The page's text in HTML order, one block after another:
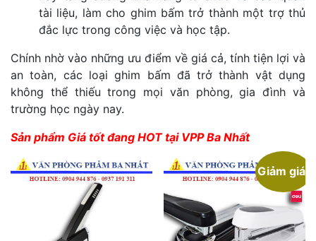
tài liệu, làm cho ghim bấm trở thành một trợ thủ
đắc lực trong công việc và học tập.
Chính nhờ vào những ưu điểm về giá cả, tính tiện lợi và
an toàn, các loại ghim bấm đã trở thành vật dụng
không thể thiếu trong mọi văn phòng, gia đình và
trường học ngày nay.
Sản phẩm Giá tốt đang HOT tại VPP Ba Nhất
Giảm giá!